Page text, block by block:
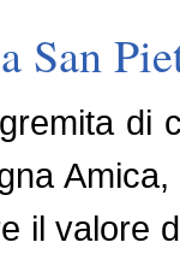
San
di
il valore